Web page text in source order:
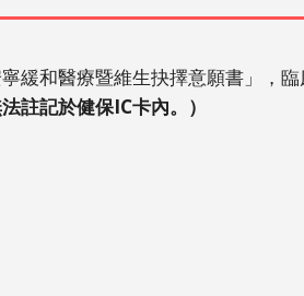
緩和醫療暨維生抉擇意願書」，
註記於健保IC卡內。）